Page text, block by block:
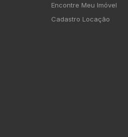
Encontre Meu Imóvel
Cadastro Locação